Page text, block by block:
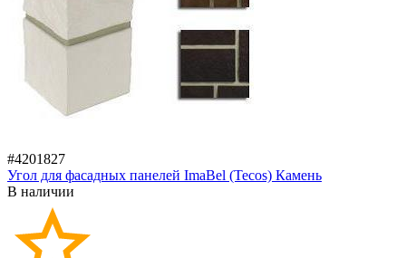
#4201827
Угол для фасадных панелей ImaBel (Tecos) Камень
В наличии